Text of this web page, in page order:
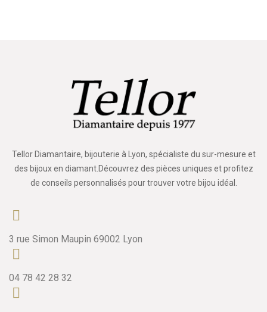
Tellor Diamantaire, bijouterie à Lyon, spécialiste du sur-mesure et
des bijoux en diamant.Découvrez des pièces uniques et profitez
de conseils personnalisés pour trouver votre bijou idéal.
3 rue Simon Maupin 69002 Lyon
04 78 42 28 32